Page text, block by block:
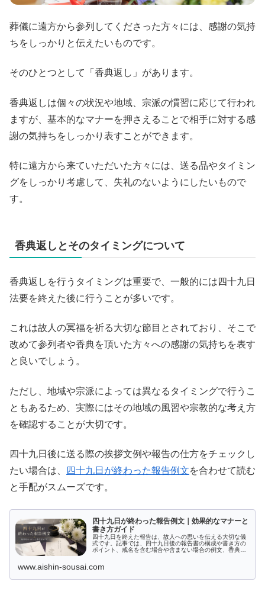
葬儀に遠方から参列してくださった方々には、感謝の気持
ちをしっかりと伝えたいものです。
そのひとつとして「香典返し」があります。
香典返しは個々の状況や地域、宗派の慣習に応じて行われ
ますが、基本的なマナーを押さえることで相手に対する感
謝の気持ちをしっかり表すことができます。
特に遠方から来ていただいた方々には、送る品やタイミン
グをしっかり考慮して、失礼のないようにしたいもので
す。
香典返しとそのタイミングについて
香典返しを行うタイミングは重要で、一般的には四十九日
法要を終えた後に行うことが多いです。
これは故人の冥福を祈る大切な節目とされており、そこで
改めて参列者や香典を頂いた方々への感謝の気持ちを表す
と良いでしょう。
ただし、地域や宗派によっては異なるタイミングで行うこ
ともあるため、実際にはその地域の風習や宗教的な考え方
を確認することが大切です。
四十九日後に送る際の挨拶文例や報告の仕方をチェックし
たい場合は、
四十九日が終わった報告例文を合わせて読む
と手配がスムーズです。
四十九日が終わった報告例文｜効果的なマナーと
書き方ガイド
四十九日を終えた報告は、故人への思いを伝える大切な儀
式です。記事では、四十九日後の報告書の構成や書き方の
ポイント、戒名を含む場合や含まない場合の例文、香典返
も詳しく解説。評価を高めるための基本的なマナーから直
www.aishin-sousai.com